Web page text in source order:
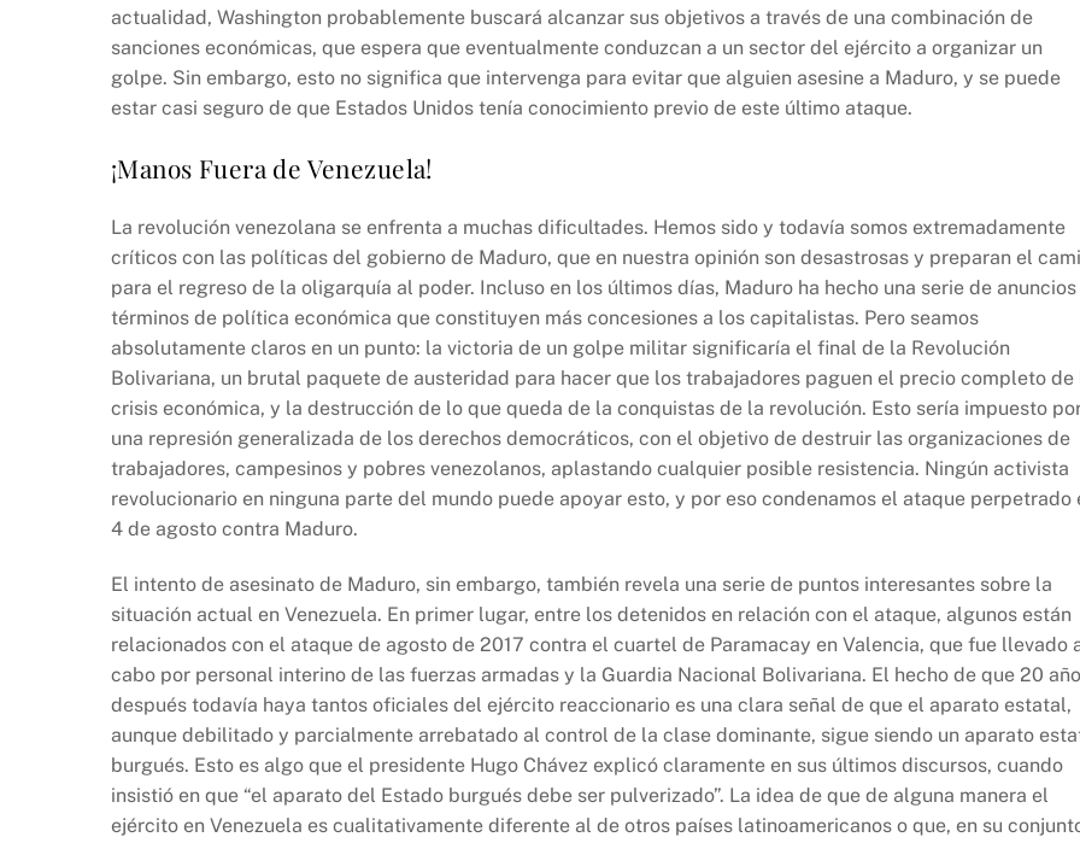
actualidad, Washington probablemente buscará alcanzar sus objetivos a través de una combinación de
sanciones económicas, que espera que eventualmente conduzcan a un sector del ejército a organizar un
golpe. Sin embargo, esto no significa que intervenga para evitar que alguien asesine a Maduro, y se puede
estar casi seguro de que Estados Unidos tenía conocimiento previo de este último ataque.
¡Manos Fuera de Venezuela!
La revolución venezolana se enfrenta a muchas dificultades. Hemos sido y todavía somos extremadamente
críticos con las políticas del gobierno de Maduro, que en nuestra opinión son desastrosas y preparan el
para el regreso de la oligarquía al poder. Incluso en los últimos días, Maduro ha hecho una serie de anuncios
términos de política económica que constituyen más concesiones a los capitalistas. Pero seamos
absolutamente claros en un punto: la victoria de un golpe militar significaría el final de la Revolución
Bolivariana, un brutal paquete de austeridad para hacer que los trabajadores paguen el precio completo de
crisis económica, y la destrucción de lo que queda de la conquistas de la revolución. Esto sería impuesto
una represión generalizada de los derechos democráticos, con el objetivo de destruir las organizaciones de
trabajadores, campesinos y pobres venezolanos, aplastando cualquier posible resistencia. Ningún activista
revolucionario en ninguna parte del mundo puede apoyar esto, y por eso condenamos el ataque perpetrado
4 de agosto contra Maduro.
El intento de asesinato de Maduro, sin embargo, también revela una serie de puntos interesantes sobre la
situación actual en Venezuela. En primer lugar, entre los detenidos en relación con el ataque, algunos están
relacionados con el ataque de agosto de 2017 contra el cuartel de Paramacay en Valencia, que fue llevado
cabo por personal interino de las fuerzas armadas y la Guardia Nacional Bolivariana. El hecho de que 20
después todavía haya tantos oficiales del ejército reaccionario es una clara señal de que el aparato estatal,
aunque debilitado y parcialmente arrebatado al control de la clase dominante, sigue siendo un aparato
burgués. Esto es algo que el presidente Hugo Chávez explicó claramente en sus últimos discursos, cuando
insistió en que “el aparato del Estado burgués debe ser pulverizado”. La idea de que de alguna manera el
ejército en Venezuela es cualitativamente diferente al de otros países latinoamericanos o que, en su